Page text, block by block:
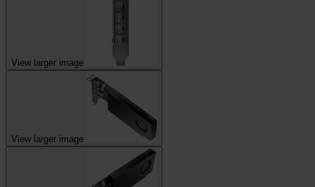
View larger image
View larger image